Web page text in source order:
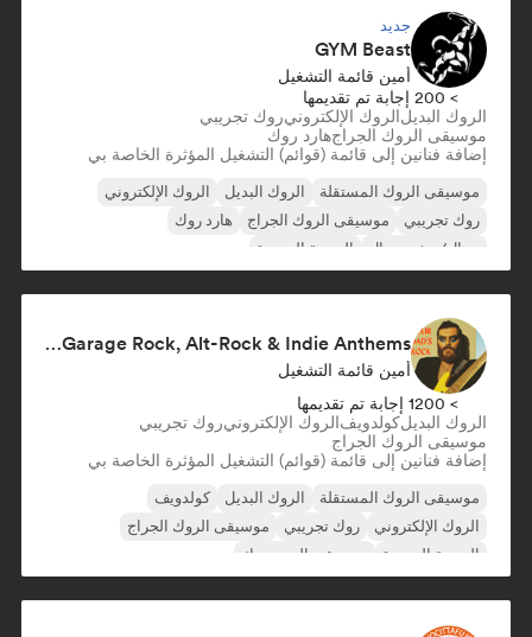
جديد
GYM Beast
أمين قائمة التشغيل
> 200 إجابة تم تقديمها
الروك البديلالروك الإلكترونيروك تجريبي
موسيقى الروك الجراجهارد روك
إضافة فنانين إلى قائمة (قوائم) التشغيل المؤثرة الخاصة بي
موسيقى الروك المستقلة الروك البديل
الروك الإلكتروني
روك تجريبي
موسيقى الروك الجراج
هارد روك
ميتال/هيفي ميتال
الموجة الجديدة
Not Your Dad’s Rock 🤘 Garage Rock, Alt-Rock & Indie Anthems
أمين قائمة التشغيل
> 1200 إجابة تم تقديمها
الروك البديلكولدويفالروك الإلكترونيروك تجريبي
موسيقى الروك الجراج
إضافة فنانين إلى قائمة (قوائم) التشغيل المؤثرة الخاصة بي
موسيقى الروك المستقلة الروك البديل
كولدويف
الروك الإلكتروني
روك تجريبي
موسيقى الروك الجراج
الموجة الجديدة
موسيقى البوب روك